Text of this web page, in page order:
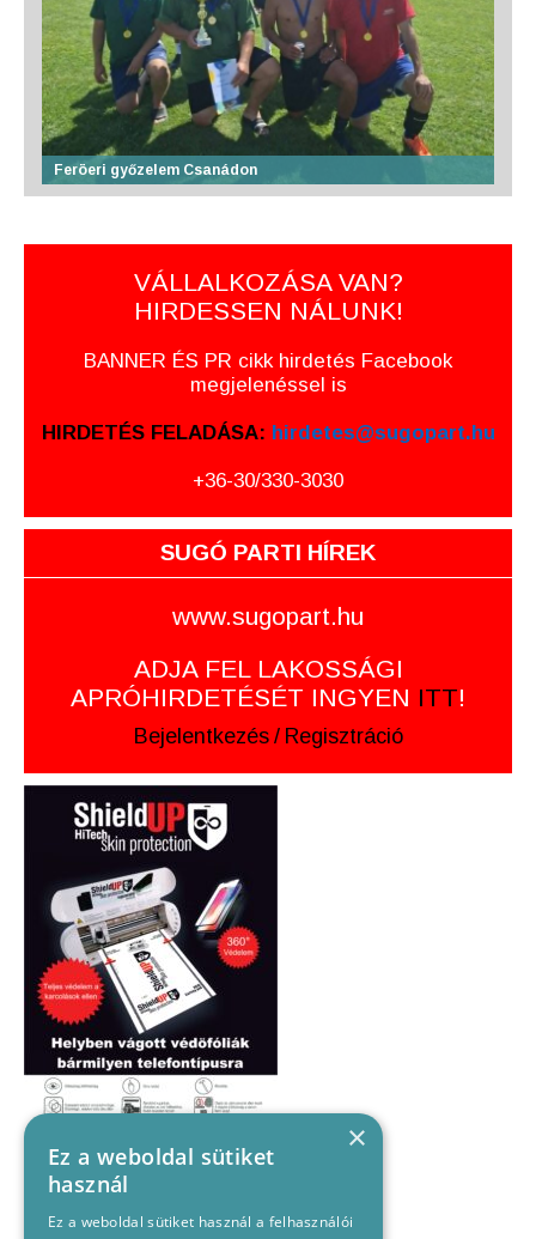
Feröeri győzelem Csanádon
VÁLLALKOZÁSA VAN?
HIRDESSEN NÁLUNK!
BANNER ÉS PR cikk hirdetés Facebook
megjelenéssel is
HIRDETÉS FELADÁSA: hirdetes@sugopart.hu
+36-30/330-3030
SUGÓ PARTI HÍREK
www.sugopart.hu
ADJA FEL LAKOSSÁGI
APRÓHIRDETÉSÉT INGYEN ITT!
Bejelentkezés / Regisztráció
×
Ez a weboldal sütiket
használ
Ez a weboldal sütiket használ a felhasználói